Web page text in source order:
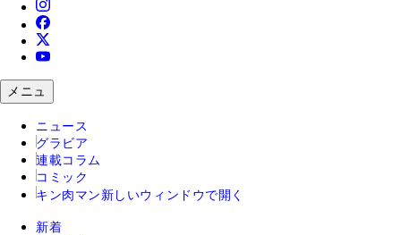
メニュ
ニュース
グラビア
連載コラム
コミック
キン肉マン 新しいウィンドウで開く
新着